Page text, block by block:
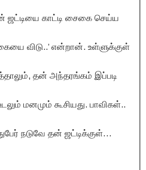
ஜட்டியை காட்டி சைகை செய்ய
விடு..’ என்றான். உள்ளுக்குள்
தன் அந்தரங்கம் இப்படி
மனமும் கூசியது. பாவிகள்..
நடுவே தன் ஜட்டிக்குள்…